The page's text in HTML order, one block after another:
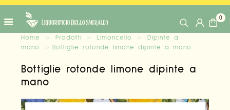
0
Home > Prodotti > Limoncello >
Dipinte a
mano
> Bottiglie rotonde limone dipinte a mano
Bottiglie rotonde limone dipinte a
mano